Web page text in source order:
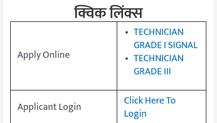
क्विक लिंक्स
Apply Online
TECHNICIAN
GRADE I SIGNAL
TECHNICIAN
GRADE III
Applicant Login Click Here To
Login